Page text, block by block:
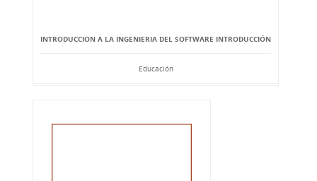
INTRODUCCION A LA INGENIERIA DEL SOFTWARE INTRODUCCIÓN
Educación